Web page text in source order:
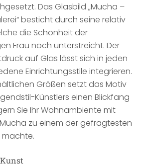
Das Glasbild „Mucha –
besticht durch seine relativ
die Schönheit der
Frau noch unterstreicht. Der
auf Glas lässt sich in jeden
Einrichtungsstile integrieren.
Größen setzt das Motiv
Künstlers einen Blickfang
Sie Ihr Wohnambiente mit
zu einem der gefragtesten
machte.
Kunst